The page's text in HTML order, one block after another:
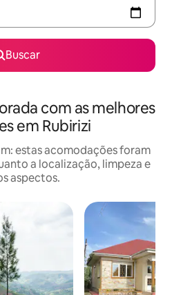
Buscar
com as melhores
em Rubirizi
estas acomodações foram
a localização, limpeza e
aspectos.